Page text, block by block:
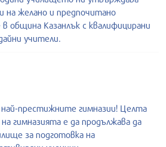
на желано и предпочитано
община Казанлък с квалифицирани
учители.
престижните гимназии! Целта
на гимназията е да продължава да
за подготовка на